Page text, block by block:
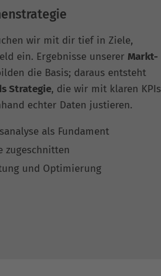
wir mit dir tief in Ziele,
ein. Ergebnisse unserer Markt-
die Basis; daraus entsteht
Strategie, die wir mit klaren KPIs
echter Daten justieren.
als Fundament
zugeschnitten
und Optimierung